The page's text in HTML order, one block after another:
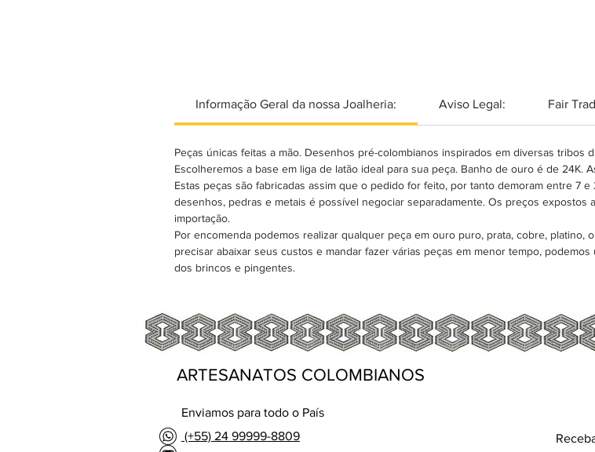
Informação Geral da nossa Joalheria: Aviso Legal: Fair
Peças únicas feitas a mão. Desenhos pré-colombianos inspirados em diversas tribos
Escolheremos a base em liga de latão ideal para sua peça. Banho de ouro é de 24K.
Estas peças são fabricadas assim que o pedido for feito, por tanto demoram entre 7 e
desenhos, pedras e metais é possível negociar separadamente. Os preços expostos
importação.
Por encomenda podemos realizar qualquer peça em ouro puro, prata, cobre, platino,
precisar abaixar seus custos e mandar fazer várias peças em menor tempo,
dos brincos e pingentes.
ARTESANATOS COLOMBIANOS
Enviamos para todo o País
(+55) 24 99999-8809